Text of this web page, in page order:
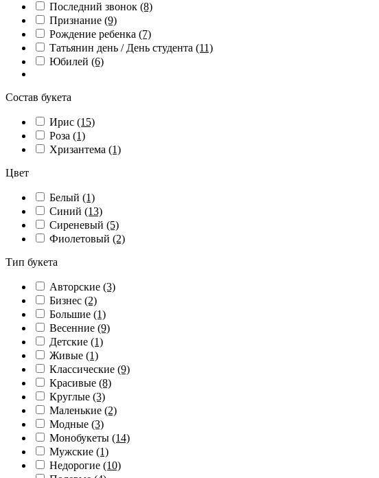
Последний звонок (8)
Признание (9)
Рождение ребенка (7)
Татьянин день / День студента (11)
Юбилей (6)
Состав букета
Ирис (15)
Роза (1)
Хризантема (1)
Цвет
Белый (1)
Синий (13)
Сиреневый (5)
Фиолетовый (2)
Тип букета
Авторские (3)
Бизнес (2)
Большие (1)
Весенние (9)
Детские (1)
Живые (1)
Классические (9)
Красивые (8)
Круглые (3)
Маленькие (2)
Модные (3)
Монобукеты (14)
Мужские (1)
Недорогие (10)